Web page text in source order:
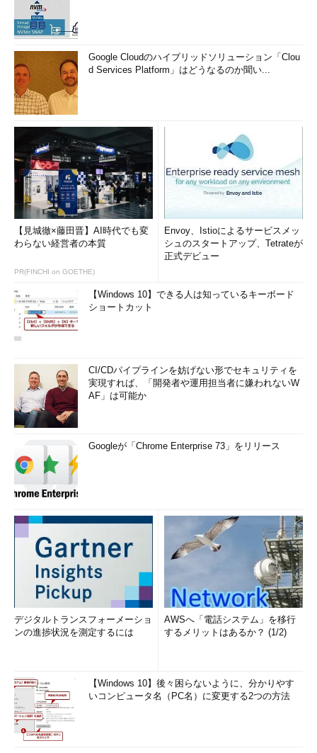
どんなパッケージがインストールされるかを調べる
パッケージファイル（RPM）ファイルに対し、パッケージの情
報やインストールされるファイルを調べたい場合は、「
オプションを使用します。
「-q」は問い合わせのオプション、「
報、「-l」はパッケージのリストで、「
なく、パッケージファイルを指定するときに使用するオプション
です。
なお、「-i」オプションを「-q」オプションと同時に使用する
場合は、インストールではなく、問い合わせ内容を示すオプショ
ンとして機能します。
rpm -qip パッケージファイル名
（パッケージの情報を表示する）
（パッケージからインストールされたファイルを表示する）
rpm -qilp パッケージファイル名
（パッケージの情報とインストールされたファイルを表示す
る）（画面1）
らどんなファイルがインストールされるかを表示した
Google Cloudのハイブリッドソリューション「Clou
d Services Platform」はどうなるのか聞い...
【見城徹×藤田晋】AI時代でも変
わらない経営者の本質
PR(FINCHI on GOETHE)
Envoy、Istioによるサービスメッ
シュのスタートアップ、Tetrateが
正式デビュー
【Windows 10】できる人は知っているキーボード
ショートカット
CI/CDパイプラインを妨げない形でセキュリティを
実現すれば、「開発者や運用担当者に嫌われないW
AF」は可能か
Googleが「Chrome Enterprise 73」をリリース
デジタルトランスフォーメーショ
ンの進捗状況を測定するには
AWSへ「電話システム」を移行
するメリットはあるか？ (1/2)
【Windows 10】後々困らないように、分かりやす
いコンピュータ名（PC名）に変更する2つの方法